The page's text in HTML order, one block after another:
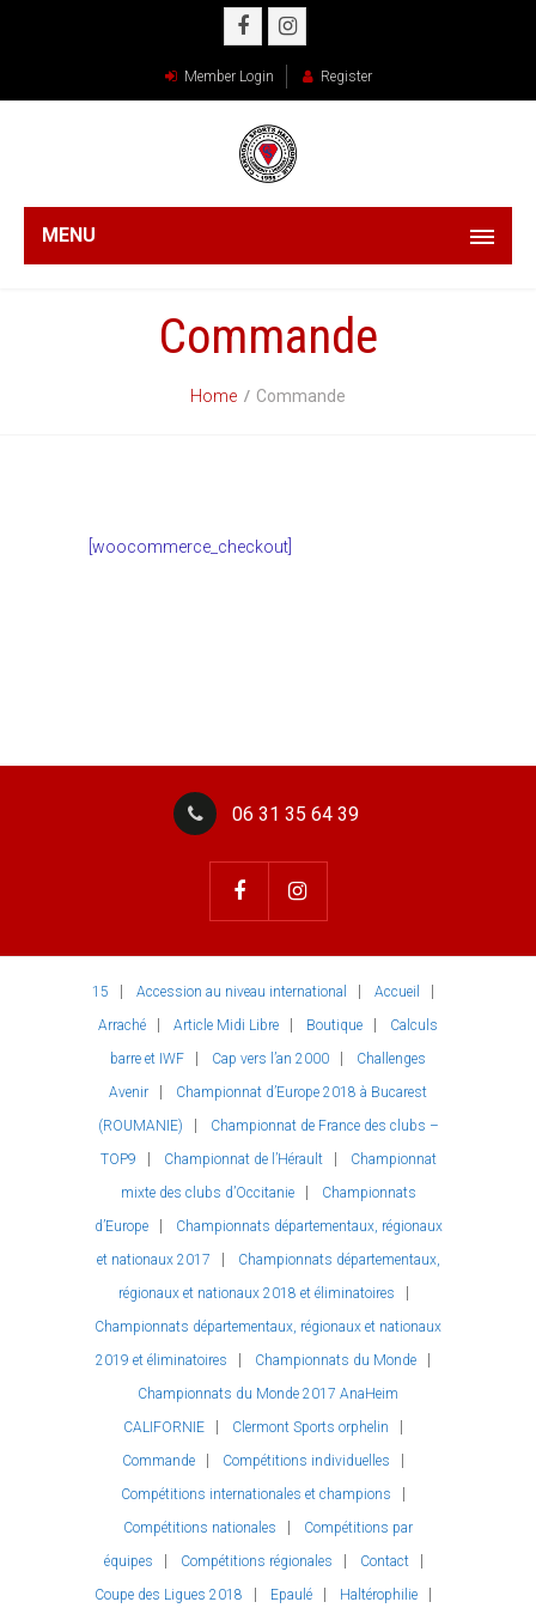
Member Login Register
MENU
Commande
Home Commande
[woocommerce_checkout]
06 31 35 64 39
15 Accession au niveau international
Accueil
Arraché
Article Midi Libre Boutique
Calculs
barre et IWF
Cap vers l’an 2000
Challenges
Avenir
Championnat d’Europe 2018 à Bucarest
(ROUMANIE)
Championnat de France des clubs –
TOP9
Championnat de l’Hérault
Championnat
mixte des clubs d’Occitanie
Championnats
d’Europe
Championnats départementaux, régionaux
et nationaux 2017
Championnats départementaux,
régionaux et nationaux 2018 et éliminatoires
Championnats départementaux, régionaux et nationaux
2019 et éliminatoires
Championnats du Monde
Championnats du Monde 2017 AnaHeim
CALIFORNIE
Clermont Sports orphelin
Commande
Compétitions individuelles
Compétitions internationales et champions
Compétitions nationales
Compétitions par
équipes
Compétitions régionales
Contact
Coupe des Ligues 2018
Epaulé Haltérophilie